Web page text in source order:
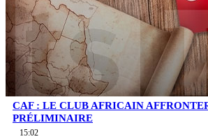
CAF : LE CLUB AFRICAIN
PRÉLIMINAIRE
15:02